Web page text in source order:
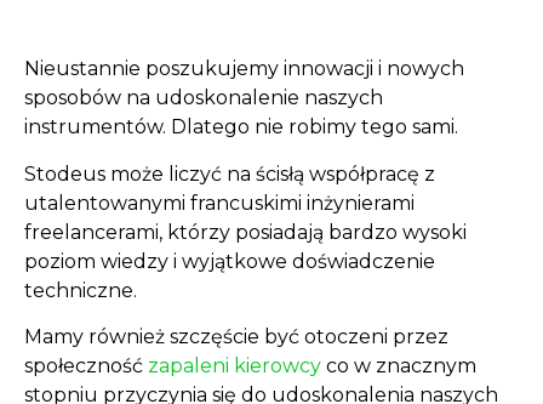
Nieustannie poszukujemy innowacji i nowych
sposobów na udoskonalenie naszych
instrumentów. Dlatego nie robimy tego sami.
Stodeus może liczyć na ścisłą współpracę z
utalentowanymi francuskimi inżynierami
freelancerami, którzy posiadają bardzo wysoki
poziom wiedzy i wyjątkowe doświadczenie
techniczne.
Mamy również szczęście być otoczeni przez
społeczność zapaleni kierowcy co w znacznym
stopniu przyczynia się do udoskonalenia naszych